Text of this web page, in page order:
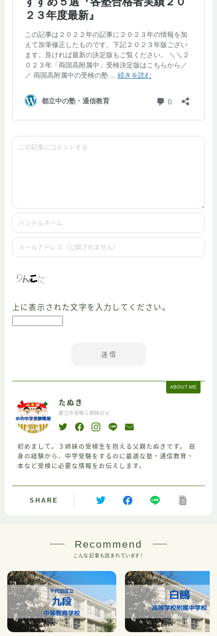
上に表示された文字を入力してください。
ABOUT ME
たぬき
都立中受検三姉妹の父
初めまして。３姉妹の受検生を抱える父親たぬきです。 自
身の経験から、中学受験をするのに最適な塾・通信教育・
本など受検に必要な情報をお伝えします。
SHARE
Recommend
こんな記事も読まれています！